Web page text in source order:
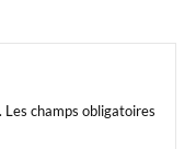
Les champs obligatoires